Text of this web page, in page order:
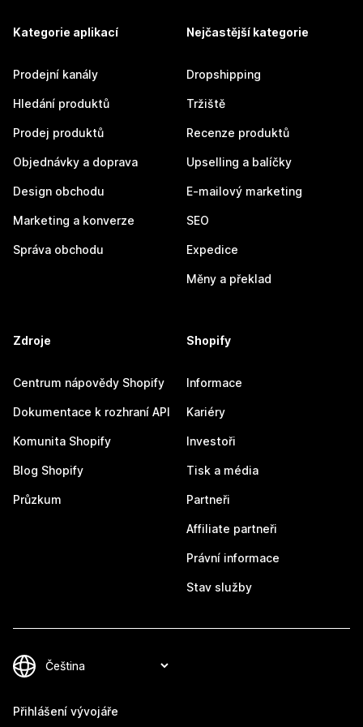
Kategorie aplikací
Prodejní kanály
Hledání produktů
Prodej produktů
Objednávky a doprava
Design obchodu
Marketing a konverze
Správa obchodu
Nejčastější kategorie
Dropshipping
Tržiště
Recenze produktů
Upselling a balíčky
E-mailový marketing
SEO
Expedice
Měny a překlad
Zdroje
Centrum nápovědy Shopify
Dokumentace k rozhraní API
Komunita Shopify
Blog Shopify
Průzkum
Shopify
Informace
Kariéry
Investoři
Tisk a média
Partneři
Affiliate partneři
Právní informace
Stav služby
Přihlášení vývojáře